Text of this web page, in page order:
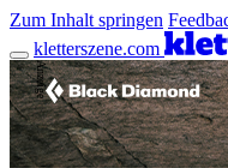
Zum Inhalt springen
kletterszene.com
Anzeige